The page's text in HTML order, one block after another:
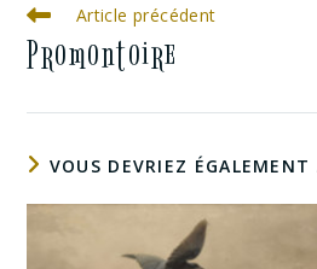
Article précédent
Promontoire
VOUS DEVRIEZ ÉGALEMENT